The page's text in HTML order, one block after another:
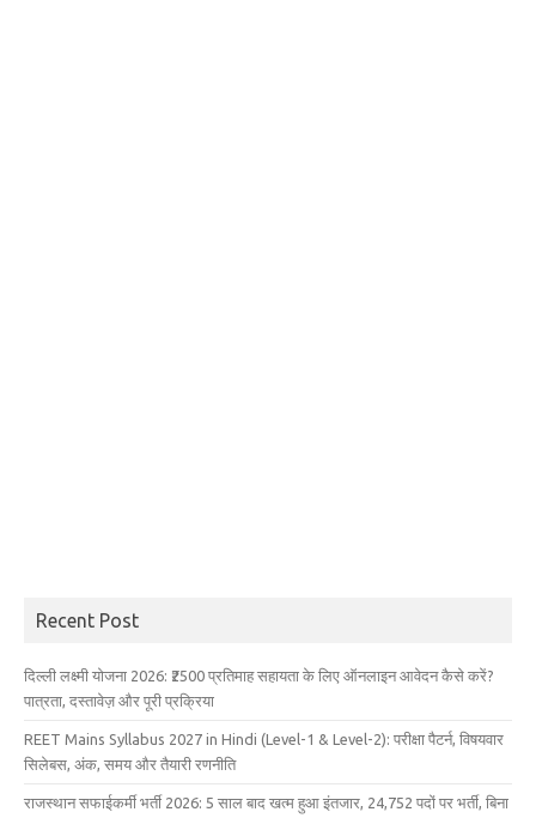
Recent Post
दिल्ली लक्ष्मी योजना 2026: ₹2500 प्रतिमाह सहायता के लिए ऑनलाइन आवेदन कैसे करें?
पात्रता, दस्तावेज़ और पूरी प्रक्रिया
REET Mains Syllabus 2027 in Hindi (Level-1 & Level-2): परीक्षा पैटर्न, विषयवार
सिलेबस, अंक, समय और तैयारी रणनीति
राजस्थान सफाईकर्मी भर्ती 2026: 5 साल बाद खत्म हुआ इंतजार, 24,752 पदों पर भर्ती, बिना